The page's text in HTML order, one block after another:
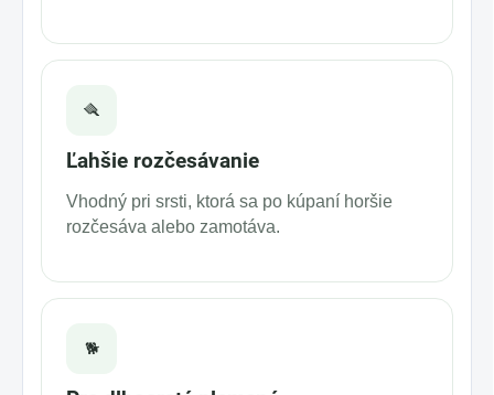
🪮
Ľahšie rozčesávanie
Vhodný pri srsti, ktorá sa po kúpaní horšie
rozčesáva alebo zamotáva.
🐕